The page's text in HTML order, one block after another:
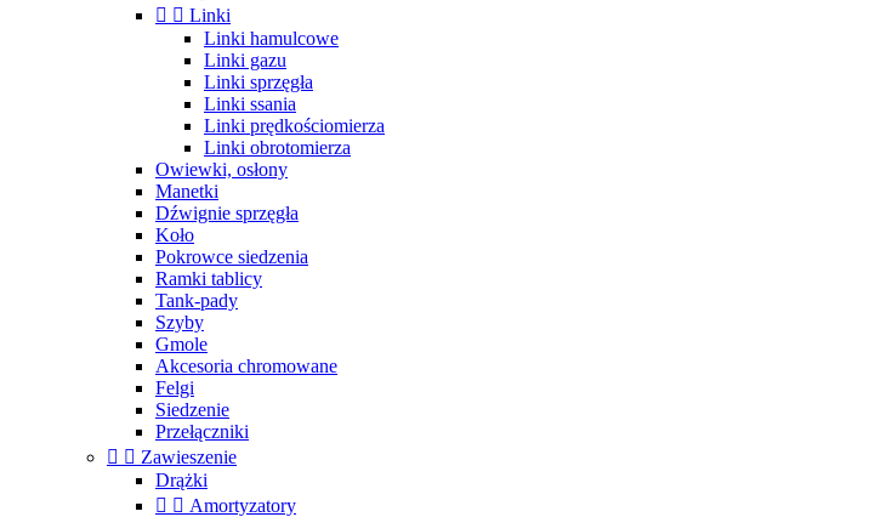
  Linki
Linki hamulcowe
Linki gazu
Linki sprzęgła
Linki ssania
Linki prędkościomierza
Linki obrotomierza
Owiewki, osłony
Manetki
Dźwignie sprzęgła
Koło
Pokrowce siedzenia
Ramki tablicy
Tank-pady
Szyby
Gmole
Akcesoria chromowane
Felgi
Siedzenie
Przełączniki
  Zawieszenie
Drążki
  Amortyzatory